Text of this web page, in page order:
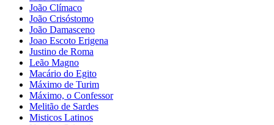
João Clímaco
João Crisóstomo
João Damasceno
Joao Escoto Erigena
Justino de Roma
Leão Magno
Macário do Egito
Máximo de Turim
Máximo, o Confessor
Melitão de Sardes
Misticos Latinos